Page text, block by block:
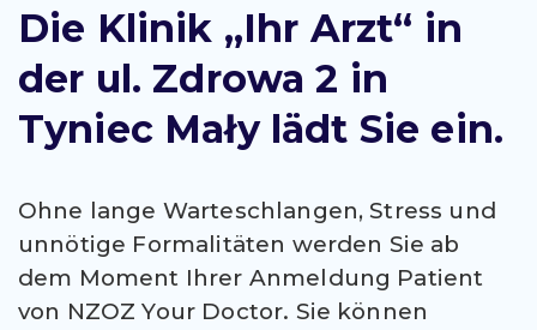
Die Klinik „Ihr Arzt“ in
der ul. Zdrowa 2 in
Tyniec Mały lädt Sie ein.
Ohne lange Warteschlangen, Stress und
unnötige Formalitäten werden Sie ab
dem Moment Ihrer Anmeldung Patient
von NZOZ Your Doctor. Sie können